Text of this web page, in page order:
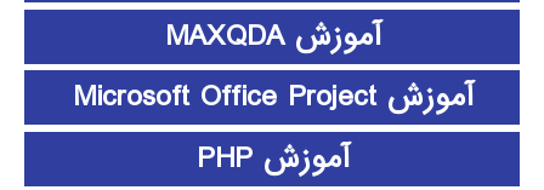
آموزش MAXQDA
آموزش Microsoft Office Project
آموزش PHP